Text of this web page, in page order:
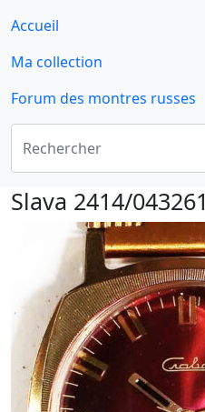
Accueil
Ma collection
Forum des montres russes
Slava 2414/043261